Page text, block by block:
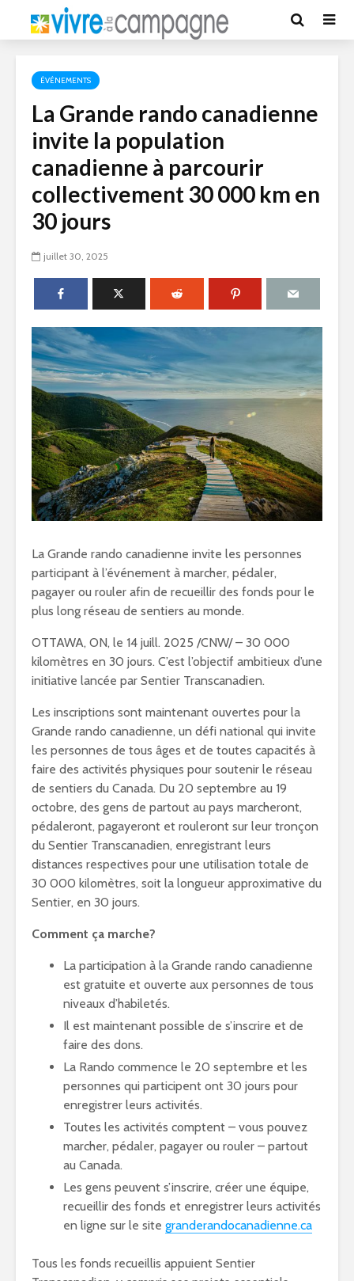
ÉVÉNEMENTS
La Grande rando canadienne
invite la population
canadienne à parcourir
collectivement 30 000 km en
30 jours
juillet 30, 2025
La Grande rando canadienne invite les personnes
participant à l’événement à marcher, pédaler,
pagayer ou rouler afin de recueillir des fonds pour le
plus long réseau de sentiers au monde.
OTTAWA, ON, le 14 juill. 2025 /CNW/ – 30 000
kilomètres en 30 jours. C’est l’objectif ambitieux d’une
initiative lancée par Sentier Transcanadien.
Les inscriptions sont maintenant ouvertes pour la
Grande rando canadienne, un défi national qui invite
les personnes de tous âges et de toutes capacités à
faire des activités physiques pour soutenir le réseau
de sentiers du Canada. Du 20 septembre au 19
octobre, des gens de partout au pays marcheront,
pédaleront, pagayeront et rouleront sur leur tronçon
du Sentier Transcanadien, enregistrant leurs
distances respectives pour une utilisation totale de
30 000 kilomètres, soit la longueur approximative du
Sentier, en 30 jours.
Comment ça marche?
La participation à la Grande rando canadienne
est gratuite et ouverte aux personnes de tous
niveaux d’habiletés.
Il est maintenant possible de s’inscrire et de
faire des dons.
La Rando commence le 20 septembre et les
personnes qui participent ont 30 jours pour
enregistrer leurs activités.
Toutes les activités comptent – vous pouvez
marcher, pédaler, pagayer ou rouler – partout
au Canada.
Les gens peuvent s’inscrire, créer une équipe,
recueillir des fonds et enregistrer leurs activités
en ligne sur le site granderandocanadienne.ca
Tous les fonds recueillis appuient Sentier